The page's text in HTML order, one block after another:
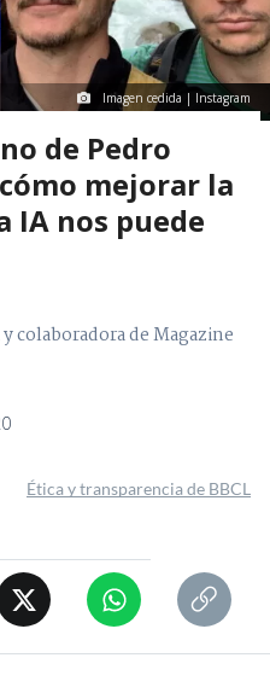
Imagen cedida | Instagram
de Pedro
mejorar la
IA nos puede
colaboradora de Magazine
Ética y transparencia de BBCL